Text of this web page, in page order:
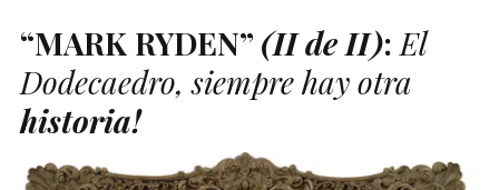
“MARK RYDEN” (IIde II): El
Dodecaedro, siempre hay otra
historia!